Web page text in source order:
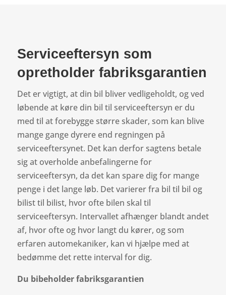
Serviceeftersyn som
opretholder fabriksgarantien
Det er vigtigt, at din bil bliver vedligeholdt, og ved
løbende at køre din bil til serviceeftersyn er du
med til at forebygge større skader, som kan blive
mange gange dyrere end regningen på
serviceeftersynet. Det kan derfor sagtens betale
sig at overholde anbefalingerne for
serviceeftersyn, da det kan spare dig for mange
penge i det lange løb. Det varierer fra bil til bil og
bilist til bilist, hvor ofte bilen skal til
serviceeftersyn. Intervallet afhænger blandt andet
af, hvor ofte og hvor langt du kører, og som
erfaren automekaniker, kan vi hjælpe med at
bedømme det rette interval for dig.
Du bibeholder fabriksgarantien